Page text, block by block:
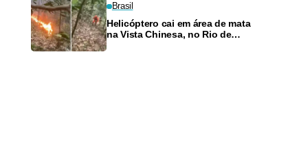
Brasil
Helicóptero cai em área de mata
na Vista Chinesa, no Rio de